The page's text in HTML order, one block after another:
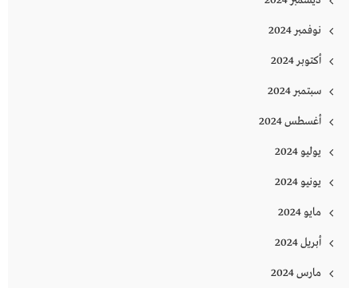
نوفمبر 2024
أكتوبر 2024
سبتمبر 2024
أغسطس 2024
يوليو 2024
يونيو 2024
مايو 2024
أبريل 2024
مارس 2024